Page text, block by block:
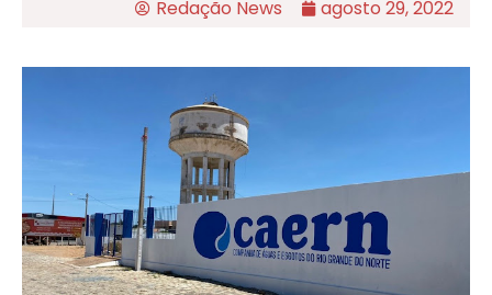
Redação News agosto 29, 2022